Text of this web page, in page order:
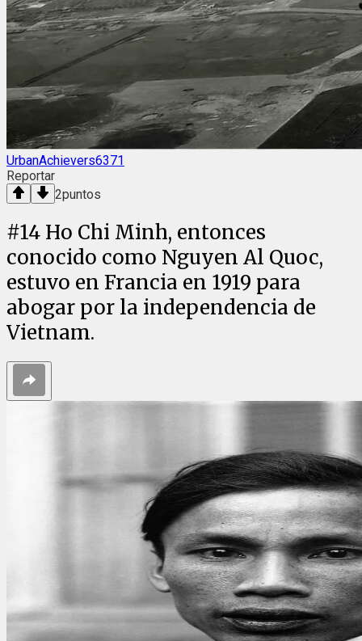
UrbanAchievers6371
Reportar
2puntos
#14 Ho Chi Minh, entonces
conocido como Nguyen Al Quoc,
estuvo en Francia en 1919 para
abogar por la independencia de
Vietnam.